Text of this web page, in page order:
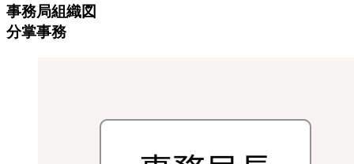
事務局組織図
分掌事務